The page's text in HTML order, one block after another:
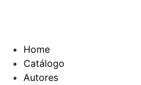
Home
Catálogo
Autores